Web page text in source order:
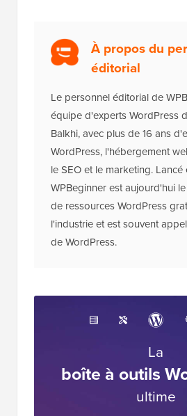
À propos du
éditorial
Le personnel éditorial de
équipe d'experts WordPress
Balkhi, avec plus de 16 ans
WordPress, l'hébergement
le SEO et le marketing.
WPBeginner est aujourd'hui
de ressources WordPress
l'industrie et est souvent
de WordPress.
La
boîte à outils
ultime